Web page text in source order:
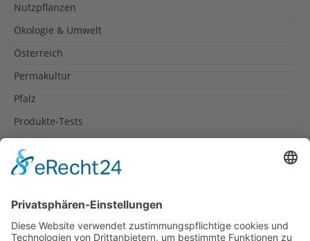
Nutzpflanzen
Ökologie & Umwelt
Österreich
Permakultur
Pfalz
Produkte-Tests
Rezepte
Spanien
Südtirol